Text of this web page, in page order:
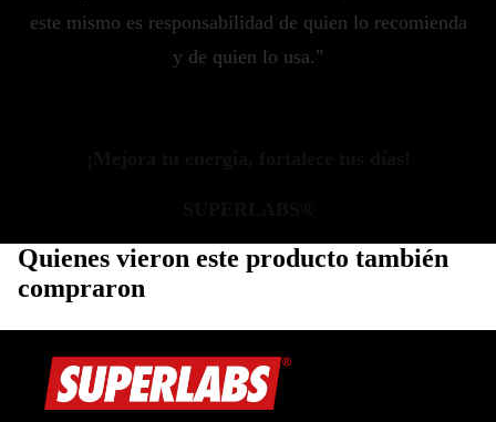
este mismo es responsabilidad de quien lo recomienda
y de quien lo usa."
Quienes vieron este producto también
compraron